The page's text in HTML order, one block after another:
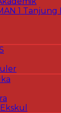
1 Tanjung